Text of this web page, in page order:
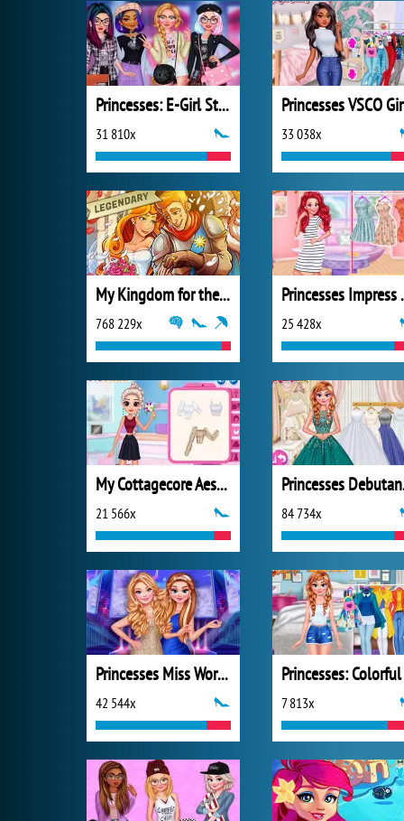
Princesses: E-Girl Style
31 810x
Princesses VSCO
33 038x
My Kingdom for the Princess Plná verze
768 229x 25 428x
My Cottagecore Aesthetic Look
21 566x 84 734x
Princesses Miss World Challenge
42 544x 7 813x